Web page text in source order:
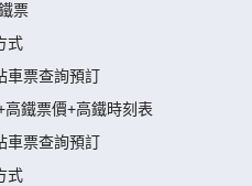
票
式
車票查詢預訂
高鐵票價+高鐵時刻表
車票查詢預訂
式